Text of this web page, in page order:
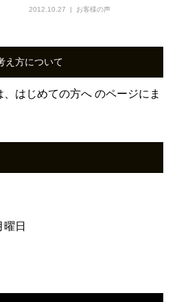
2012.10.27 お客様の声
え方について
はじめての方へ のページにま
日